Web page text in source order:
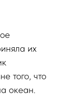
их
того, что
океан.